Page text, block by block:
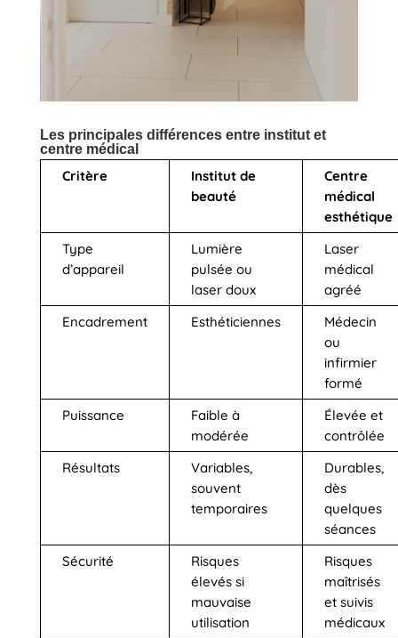
Les principales différences entre institut et
centre médical
Critère
Institut de
beauté
Centre
médical
esthétique
Type
d’appareil
Lumière
pulsée ou
laser doux
Laser
médical
agréé
Encadrement
Esthéticiennes
Médecin
ou
infirmier
formé
Puissance
Faible à
modérée
Élevée et
contrôlée
Résultats
Variables,
souvent
temporaires
Durables,
dès
quelques
séances
Sécurité
Risques
élevés si
mauvaise
utilisation
Risques
maîtrisés
et suivis
médicaux